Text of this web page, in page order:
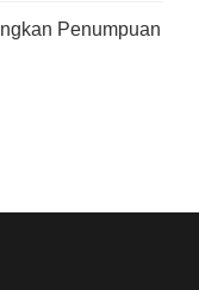
Penumpuan